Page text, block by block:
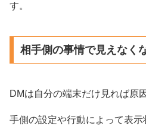
す。
相手側の事情で見えなく
DMは自分の端末だけ見れば原
手側の設定や行動によって表示